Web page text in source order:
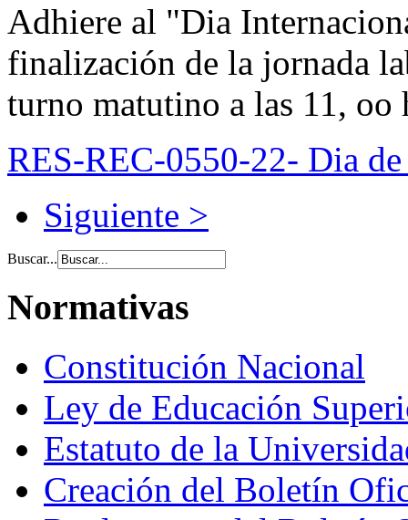
Adhiere al "Dia
finalización de la jornada
turno matutino a las 11,
RES-REC-0550-22- Dia
Siguiente >
Buscar...
Normativas
Constitución Nacional
Ley de Educación
Estatuto de la
Creación del Boletín